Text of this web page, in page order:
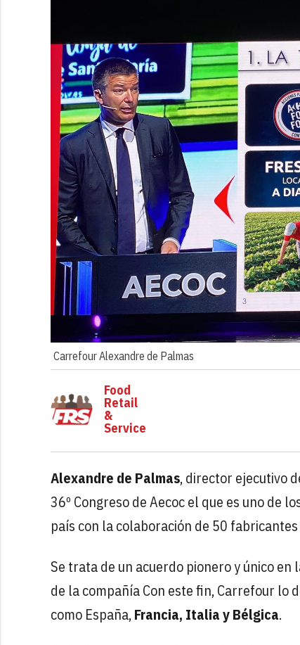
Carrefour Alexandre de Palmas
Food
Retail
&
Service
Alexandre de Palmas, director ejecutivo
36º Congreso de Aecoc el que es uno de
país con la colaboración de 50
Se trata de un acuerdo pionero y único
de la compañía Con este fin, Carrefour lo
como España,Francia, Italia y Bélgica.